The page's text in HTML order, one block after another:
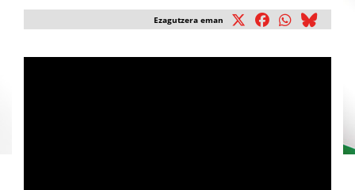
Ezagutzera eman